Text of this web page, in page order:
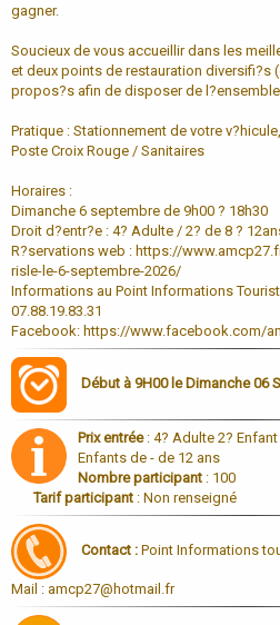
gagner.
Soucieux de vous accueillir dans les
et deux points de restauration diversifi?s
propos?s afin de disposer de
Pratique : Stationnement de votre
Poste Croix Rouge / Sanitaires
Horaires :
Dimanche 6 septembre de 9h00 ? 18h30
Droit d?entr?e : 4? Adulte / 2? de 8 ?
R?servations web : https://
risle-le-6-septembre-2026/
Informations au Point Informations
07.88.19.83.31
Facebook: https://www.facebook.com/
Début à 9H00 le Dimanche 06
Prix entrée: 4? Adulte 2? Enfant
Enfants de - de 12 ans
Nombre participant : 100
Tarif participant : Non renseigné
Contact : Point Informations
Mail : amcp27@hotmail.fr